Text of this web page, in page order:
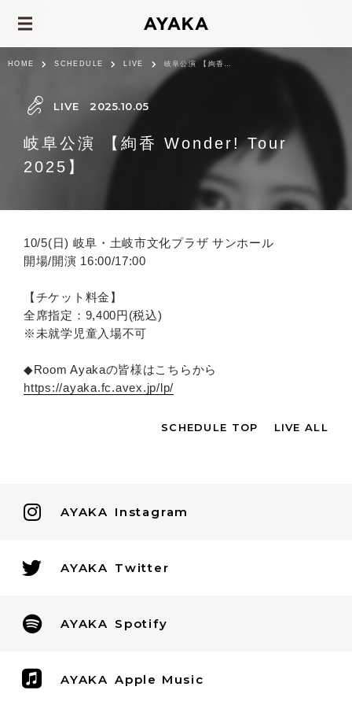
HOME SCHEDULE LIVE 岐阜公演 【絢香 Wonder! Tour 2025】
LIVE 2025.10.05
岐阜公演 【絢香 Wonder! Tour
2025】
10/5(日) 岐阜・土岐市文化プラザ サンホール
開場/開演 16:00/17:00
【チケット料金】
全席指定：9,400円(税込)
※未就学児童入場不可
◆Room Ayakaの皆様はこちらから
https://ayaka.fc.avex.jp/lp/
SCHEDULE TOP LIVE ALL
AYAKA Instagram
AYAKA Twitter
AYAKA Spotify
AYAKA Apple Music